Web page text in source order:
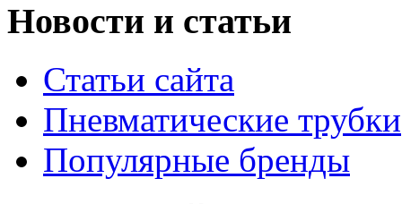
Новости и статьи
Статьи сайта
Пневматические трубки
Популярные бренды